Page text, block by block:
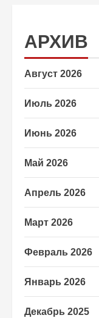
АРХИВ
Август 2026
Июль 2026
Июнь 2026
Май 2026
Апрель 2026
Март 2026
Февраль 2026
Январь 2026
Декабрь 2025